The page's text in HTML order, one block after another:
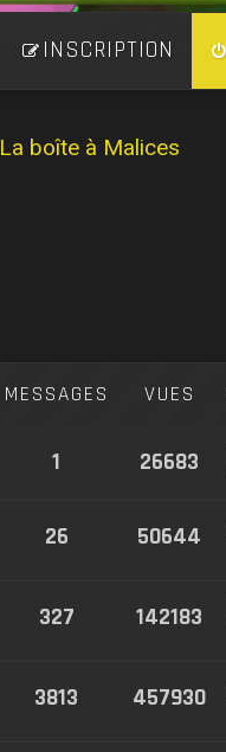
INSCRIPTION
La boîte à Malices
MESSAGES VUES
1 26683
26 50644
327 142183
3813 457930